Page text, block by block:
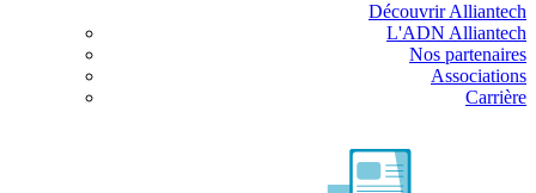
Découvrir Alliantech
L'ADN Alliantech
Nos partenaires
Associations
Carrière